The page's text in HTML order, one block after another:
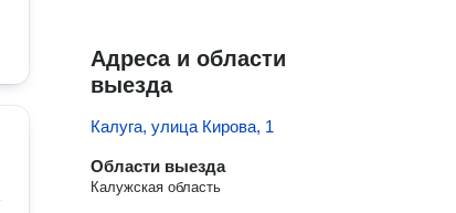
Адреса и области
выезда
Калуга, улица Кирова, 1
Области выезда
Калужская область